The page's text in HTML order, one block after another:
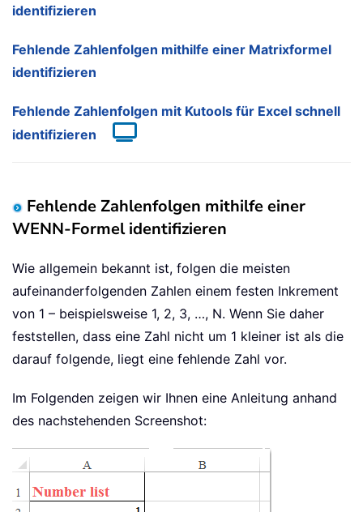
identifizieren
Fehlende Zahlenfolgen mithilfe einer Matrixformel
identifizieren
Fehlende Zahlenfolgen mit Kutools für Excel schnell
identifizieren
Fehlende Zahlenfolgen mithilfe einer
WENN-Formel identifizieren
Wie allgemein bekannt ist, folgen die meisten
aufeinanderfolgenden Zahlen einem festen Inkrement
von 1 – beispielsweise 1, 2, 3, …, N. Wenn Sie daher
feststellen, dass eine Zahl nicht um 1 kleiner ist als die
darauf folgende, liegt eine fehlende Zahl vor.
Im Folgenden zeigen wir Ihnen eine Anleitung anhand
des nachstehenden Screenshot: